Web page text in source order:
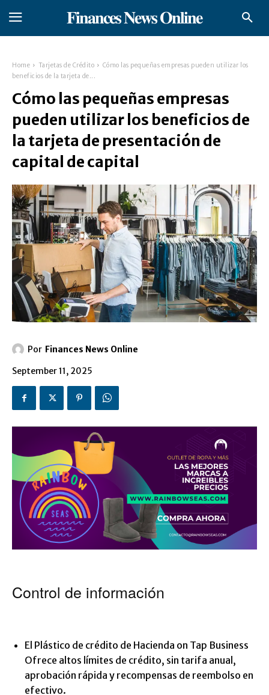
𝐅𝐢𝐧𝐚𝐧𝐜𝐞𝐬 𝐍𝐞𝐰𝐬 𝐎𝐧𝐥𝐢𝐧𝐞
Home Tarjetas de Crédito
Cómo las pequeñas empresas pueden utilizar los
beneficios de la tarjeta de...
Cómo las pequeñas empresas
pueden utilizar los beneficios de
la tarjeta de presentación de
capital de capital
Por Finances News Online
September 11, 2025
Control de información
El Plástico de crédito de Hacienda on Tap Business
Ofrece altos límites de crédito, sin tarifa anual,
aprobación rápida y recompensas de reembolso en
efectivo.